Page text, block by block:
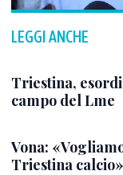
LEGGI ANCHE
Triestina,
campo del Lme
Vona:
Triestina calcio»